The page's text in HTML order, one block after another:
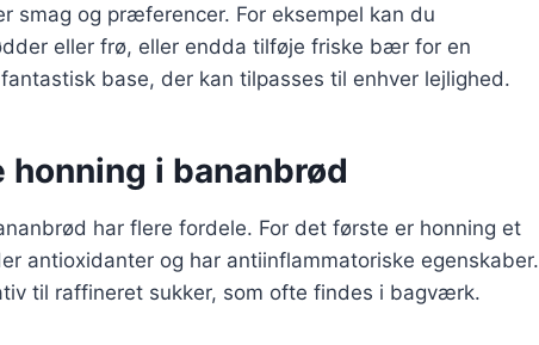
smag og præferencer. For eksempel kan du
eller frø, eller endda tilføje friske bær for en
base, der kan tilpasses til enhver lejlighed.
honning i bananbrød
har flere fordele. For det første er honning et
antioxidanter og har antiinflammatoriske egenskaber.
til raffineret sukker, som ofte findes i bagværk.